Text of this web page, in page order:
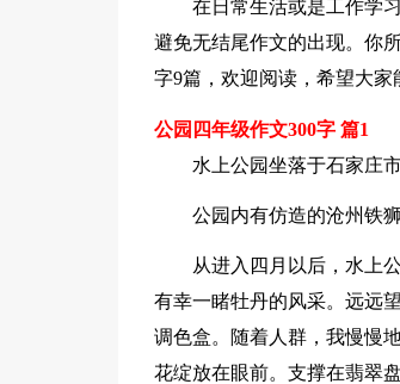
在日常生活或是工作学
避免无结尾作文的出现。你
字9篇，欢迎阅读，希望大家
公园四年级作文300字 篇1
水上公园坐落于石家庄
公园内有仿造的沧州铁
从进入四月以后，水上
有幸一睹牡丹的风采。远远
调色盒。随着人群，我慢慢
花绽放在眼前。支撑在翡翠